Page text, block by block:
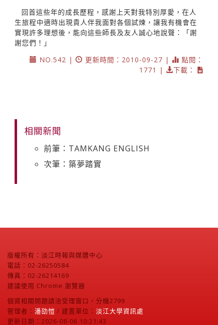
回首這些年的成長歷程，感謝上天對我特別厚愛，在人
生旅程中適時出現貴人伴我面對各個試煉，讓我有機會在
實現許多理想後，能向這些師長及友人誠心地說聲：「謝
謝您們！」
NO.542 |
更新時間：2010-09-27 |
點閱：
1771 |
下載：
相關新聞
前筆：TAMKANG ENGLISH
次筆：築夢踏實
版權所有：淡江時報與媒體中心
電話：02-26250584
傳真：02-26214169
建議使用 Chrome 瀏覽器
個資相關問題請洽受理窗口，分機2799
管理者： 潘劭愷 / 建置單位： 淡江大學資訊處
更新日期：2026-08-06 10:21:43